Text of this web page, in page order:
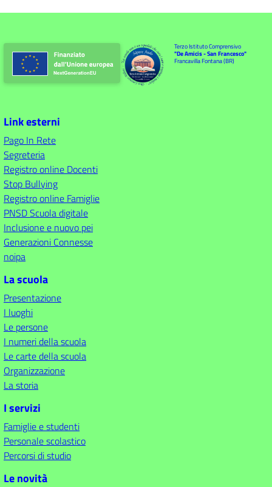
Terzo Istituto Comprensivo
"De Amicis - San Francesco"
Francavilla Fontana (BR)
Link esterni
Pago In Rete
Segreteria
Registro online Docenti
Stop Bullying
Registro online Famiglie
PNSD Scuola digitale
Inclusione e nuovo pei
Generazioni Connesse
noipa
La scuola
Presentazione
I luoghi
Le persone
I numeri della scuola
Le carte della scuola
Organizzazione
La storia
I servizi
Famiglie e studenti
Personale scolastico
Percorsi di studio
Le novità